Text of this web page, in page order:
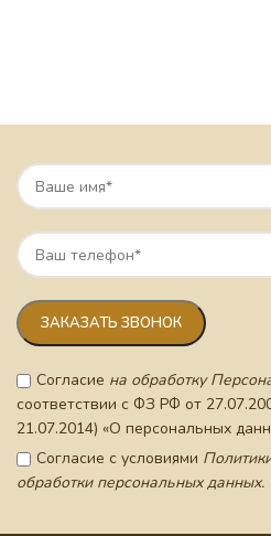
Согласие на обработку
соответствии с ФЗ РФ от
21.07.2014) «О персональных
Согласие с условиями
обработки персональных данных.